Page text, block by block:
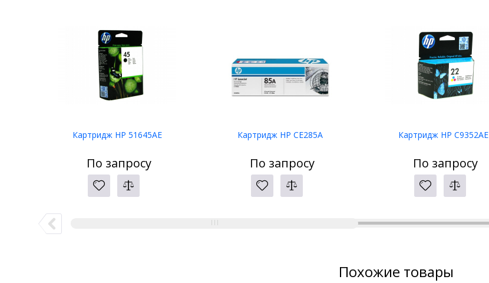
Картридж HP 51645AE
По запросу
Картридж HP CE285A
По запросу
Картридж HP C9352AE
По запросу
Похожие товары